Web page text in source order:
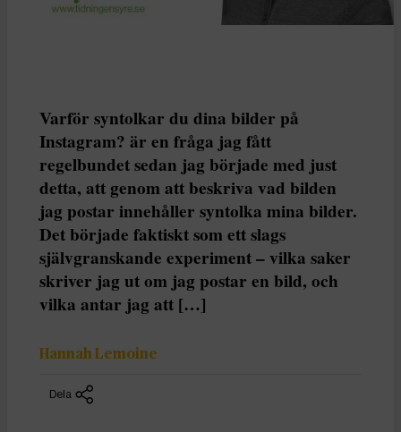
Varför syntolkar du dina bilder på
Instagram? är en fråga jag fått
regelbundet sedan jag började med just
detta, att genom att beskriva vad bilden
jag postar innehåller syntolka mina bilder.
Det började faktiskt som ett slags
självgranskande experiment – vilka saker
skriver jag ut om jag postar en bild, och
vilka antar jag att […]
Hannah Lemoine
Dela